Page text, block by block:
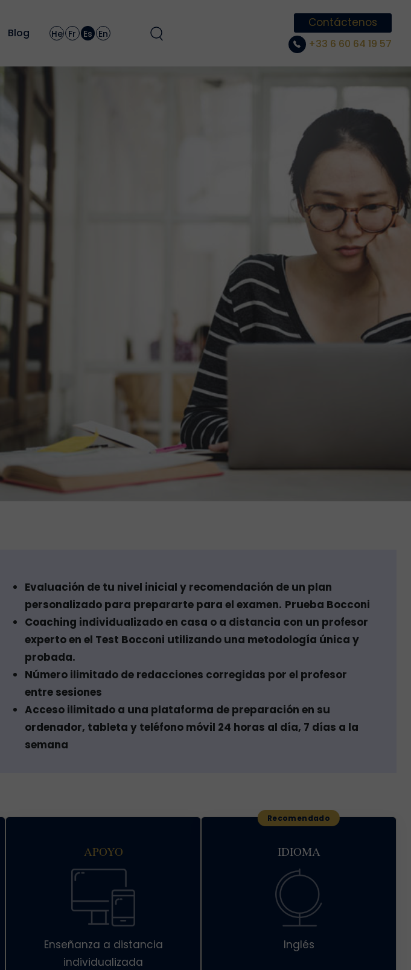
Blog He Fr Es En
Contáctenos
+33 6 60 64 19 57
Evaluación de tu nivel inicial y recomendación de un plan
personalizado para prepararte para el examen. Prueba Bocconi
Coaching individualizado en casa o a distancia con un profesor
experto en el Test Bocconi utilizando una metodología única y
probada.
Número ilimitado de redacciones corregidas por el profesor
entre sesiones
Acceso ilimitado a una plataforma de preparación en su
ordenador, tableta y teléfono móvil 24 horas al día, 7 días a la
semana
APOYO
Enseñanza a distancia
individualizada
IDIOMA
Inglés